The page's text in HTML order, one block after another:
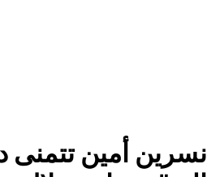
نسرين أمين تتمنى